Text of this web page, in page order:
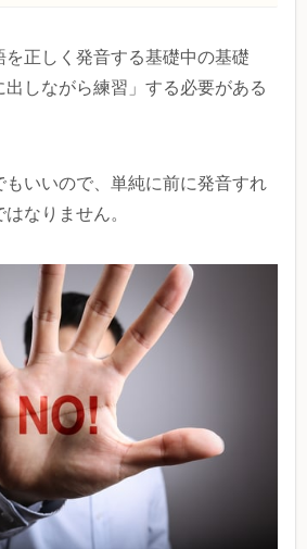
を正しく発音する基礎中の基礎
しながら練習」する必要がある
もいいので、単純に前に発音すれ
なりません。